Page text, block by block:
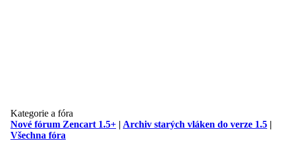
Kategorie a fóra
Nové fórum Zencart 1.5+ | Archiv starých vláken do verze 1.5 |
Všechna fóra